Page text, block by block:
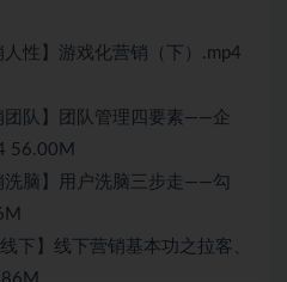
性】游戏化营销（下）.mp4
队】团队管理四要素——企
56.00M
脑】用户洗脑三步走——勾
下】线下营销基本功之拉客、